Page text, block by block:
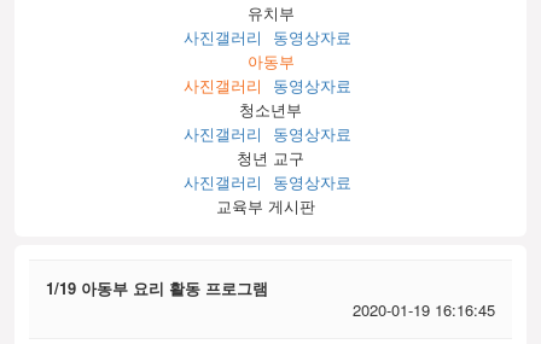
유치부
사진갤러리
동영상자료
아동부
사진갤러리
동영상자료
청소년부
사진갤러리
동영상자료
청년 교구
사진갤러리
동영상자료
교육부 게시판
1/19 아동부 요리 활동 프로그램
2020-01-19 16:16:45